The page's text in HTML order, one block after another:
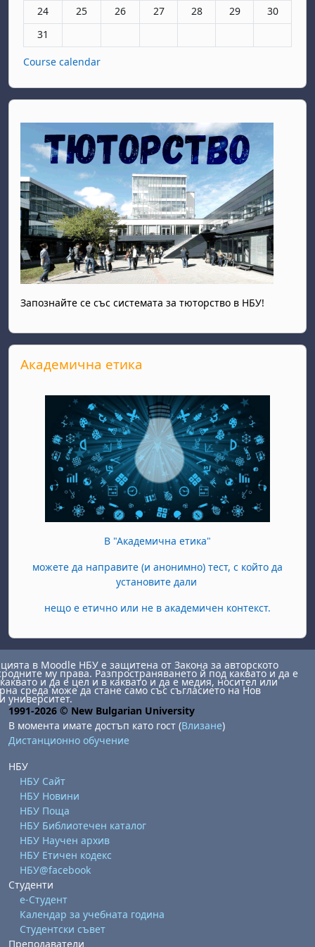
Няма събития, понеделник, 24 август
24 Няма събития, вторник, 25 август
25 Няма събития, сряда, 26 август
26 Няма събития, четвъртък, 27
27 Няма събития, петък, 28
28 Няма събития,
29 Няма
30
Няма събития, понеделник, 31 август
31
Course calendar
Запознайте се със системата за тюторство в НБУ!
Прескочи Академична етика
Академична етика
В "Академична етика"
можете да направите (и анонимно) тест, с който да
установите дали
нещо е етично или не в академичен контекст.
в Moodle НБУ е защитена от Закона за авторското
му права. Разпространяването й под каквато и да е
и да е цел и в каквато и да е медия, носител или
среда може да стане само със съгласието на Нов
университет.
1991-2026 © New Bulgarian University
В момента имате достъп като гост (Влизане)
Дистанционно обучение
НБУ
НБУ Сайт
НБУ Новини
НБУ Поща
НБУ Библиотечен каталог
НБУ Научен архив
НБУ Етичен кодекс
НБУ@facebook
Студенти
е-Студент
Календар за учебната година
Студентски съвет
Преподаватели